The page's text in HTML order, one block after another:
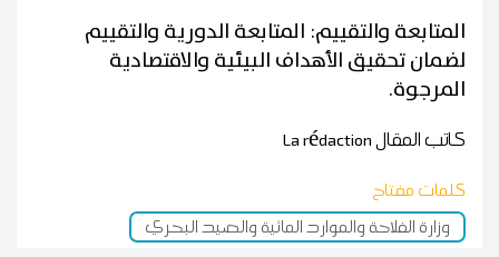
المتابعة والتقييم: المتابعة الدورية والتقييم
لضمان تحقيق الأهداف البيئية والاقتصادية
المرجوة.
كاتب المقالLa rédaction
كلمات مفتاح
وزارة الفلاحة والموارد المائية والصيد البحري